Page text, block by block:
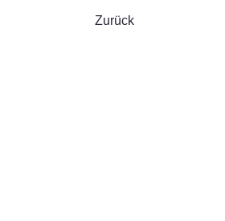
Zurück